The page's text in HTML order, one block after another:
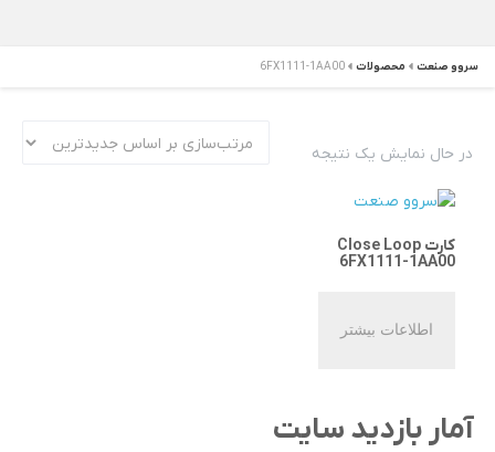
سروو صنعت محصولات 6FX1111-1AA00
در حال نمایش یک نتیجه
کارت Close Loop
6FX1111-1AA00
اطلاعات بیشتر
آمار بازدید سایت